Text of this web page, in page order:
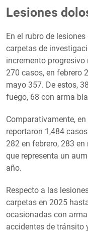
Lesiones
En el rubro de
carpetas de
incremento progresivo
270 casos, en febrero
mayo 357. De estos,
fuego, 68 con arma
Comparativamente,
reportaron 1,484
282 en febrero, 283
que representa un
año.
Respecto a las
carpetas en 2025
ocasionadas con
accidentes de tránsito